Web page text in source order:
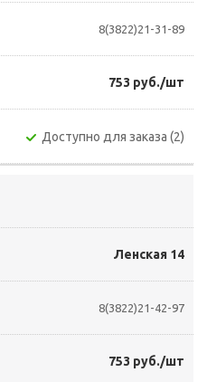
8(3822)21-31-89
753 руб./шт
Доступно для заказа (2)
Ленская 14
8(3822)21-42-97
753 руб./шт